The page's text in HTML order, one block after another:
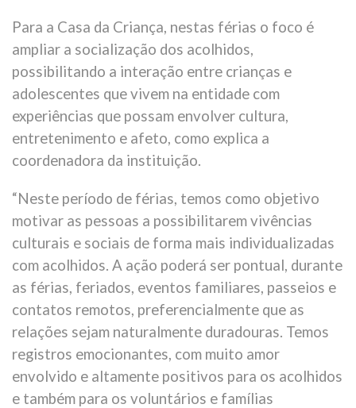
Para a Casa da Criança, nestas férias o foco é
ampliar a socialização dos acolhidos,
possibilitando a interação entre crianças e
adolescentes que vivem na entidade com
experiências que possam envolver cultura,
entretenimento e afeto, como explica a
coordenadora da instituição.
“Neste período de férias, temos como objetivo
motivar as pessoas a possibilitarem vivências
culturais e sociais de forma mais individualizadas
com acolhidos. A ação poderá ser pontual, durante
as férias, feriados, eventos familiares, passeios e
contatos remotos, preferencialmente que as
relações sejam naturalmente duradouras. Temos
registros emocionantes, com muito amor
envolvido e altamente positivos para os acolhidos
e também para os voluntários e famílias